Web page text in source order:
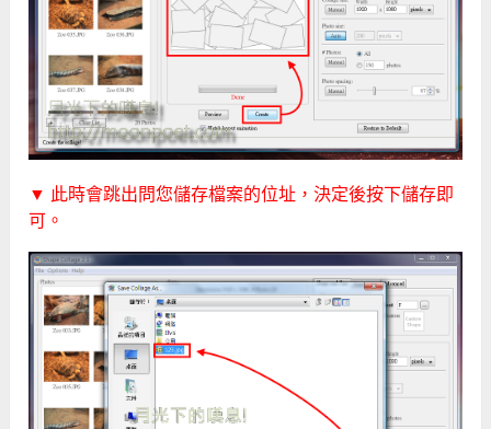
▼ 此時會跳出問您儲存檔案的位址，決定後按下儲存即
可。